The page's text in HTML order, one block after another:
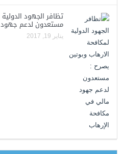
تظافر الجهود
مستعدون لدعم جهود
يناير 19, 2017